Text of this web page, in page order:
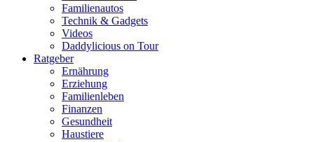
Familienautos
Technik & Gadgets
Videos
Daddylicious on Tour
Ratgeber
Ernährung
Erziehung
Familienleben
Finanzen
Gesundheit
Haustiere